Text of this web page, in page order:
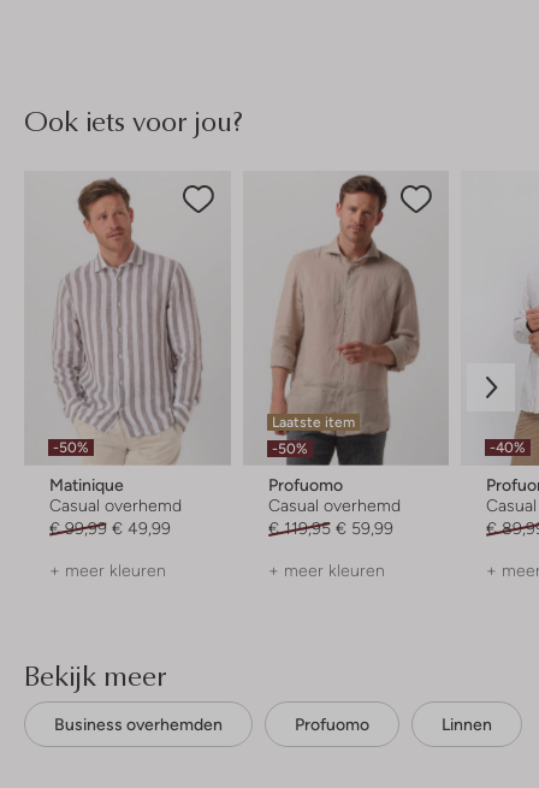
Ook iets voor jou?
-50%
Matinique
Casual overhemd
€ 99,99 € 49,99
+ meer kleuren
Laatste item
-50%
Profuomo
Casual overhemd
€ 119,95 € 59,99
+ meer kleuren
-40%
€
+
Bekijk meer
Business overhemden Profuomo Linnen